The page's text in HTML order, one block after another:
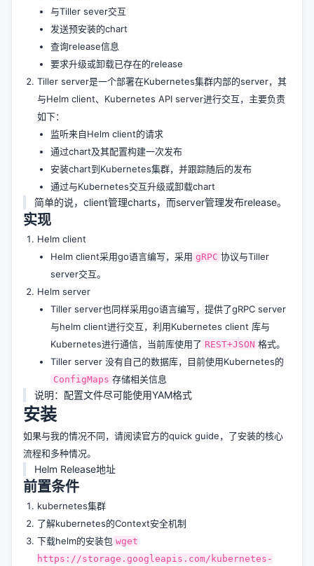
与Tiller sever交互
发送预安装的chart
查询release信息
要求升级或卸载已存在的release
Tiller server是一个部署在Kubernetes集群内部的server，其
与Helm client、Kubernetes API server进行交互，主要负责
如下：
监听来自Helm client的请求
通过chart及其配置构建一次发布
安装chart到Kubernetes集群，并跟踪随后的发布
通过与Kubernetes交互升级或卸载chart
简单的说，client管理charts，而server管理发布release。
实现
Helm client
Helm client采用go语言编写，采用 gRPC 协议与Tiller
server交互。
Helm server
Tiller server也同样采用go语言编写，提供了gRPC server
与helm client进行交互，利用Kubernetes client 库与
Kubernetes进行通信，当前库使用了 REST+JSON 格式。
Tiller server 没有自己的数据库，目前使用Kubernetes的
ConfigMaps 存储相关信息
说明：配置文件尽可能使用YAM格式
安装
如果与我的情况不同，请阅读官方的quick guide，了安装的核心
流程和多种情况。
Helm Release地址
前置条件
kubernetes集群
了解kubernetes的Context安全机制
下载helm的安装包 wget
https://storage.googleapis.com/kubernetes-